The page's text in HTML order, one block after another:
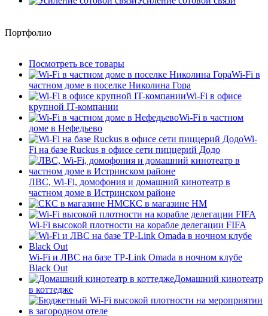
Портфолио
Посмотреть все товары
Wi-Fi в
частном доме в поселке Николина Гора
Wi-Fi в офисе
крупной IT-компании
Wi-Fi в частном
доме в Нефедьево
Wi-
Fi на базе Ruckus в офисе сети пиццерий Додо
ЛВС, Wi-Fi, домофония и домашний кинотеатр в
частном доме в Истринском районе
СКС в магазине HM
Wi-Fi высокой плотности на корабле делегации FIFA
Wi-Fi и ЛВС на базе TP-Link Omada в ночном клубе
Black Out
Домашний кинотеатр
в коттедже